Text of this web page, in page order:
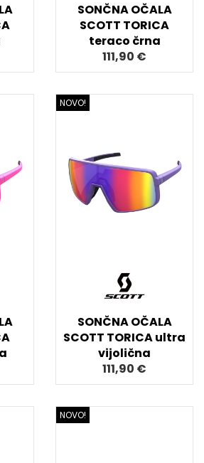
SONČNA OČALA
SCOTT TORICA
teraco črna
111,90 €
NOVO!
SONČNA OČALA
SCOTT TORICA ultra
vijolična
111,90 €
NOVO!